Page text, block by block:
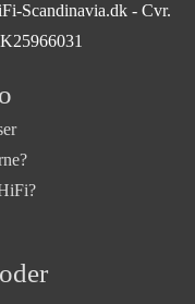
Scandinavia.dk - Cvr.